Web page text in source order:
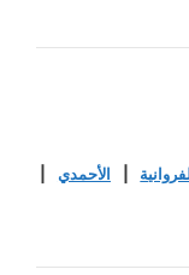
الأحمدي